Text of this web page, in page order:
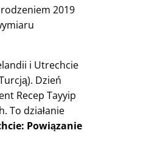
2019
i Utrechcie
Dzień
Recep Tayyip
To działanie
Powiązanie